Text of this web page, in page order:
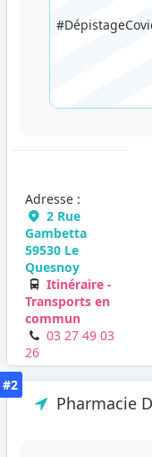
Adresse :
2 Rue
Gambetta
59530 Le
Quesnoy
Itinéraire -
Transports en
commun
03 27 49 03
26
#2
Pharmacie